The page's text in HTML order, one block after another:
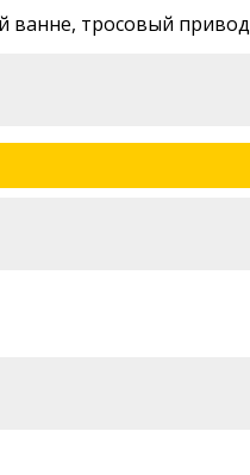
ванне, тросовый привод